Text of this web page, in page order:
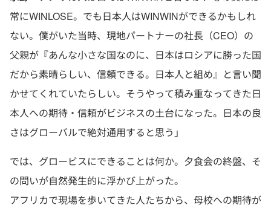
常にWINLOSE。でも日本人はWINWINができるかもしれ
ない。僕がいた当時、現地パートナーの社長（CEO）の
父親が『あんな小さな国なのに、日本はロシアに勝った国
だから素晴らしい、信頼できる。日本人と組め』と言い聞
かせてくれていたらしい。そうやって積み重なってきた日
本人への期待・信頼がビジネスの土台になった。日本の良
さはグローバルで絶対通用すると思う」
では、グロービスにできることは何か。夕食会の終盤、そ
の問いが自然発生的に浮かび上がった。
アフリカで現場を歩いてきた人たちから、母校への期待が